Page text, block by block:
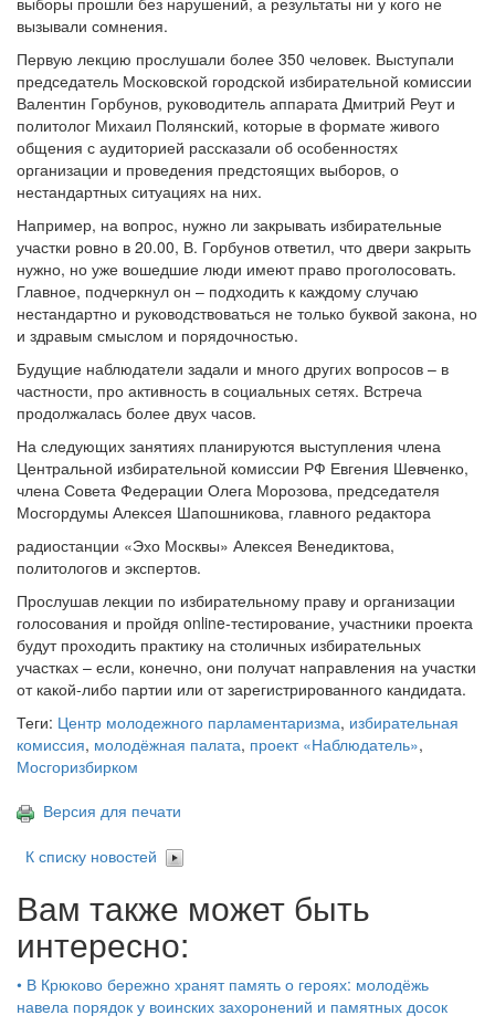
вызывали сомнения.
Первую лекцию прослушали более 350 человек. Выступали
председатель Московской городской избирательной комиссии
Валентин Горбунов, руководитель аппарата Дмитрий Реут и
политолог Михаил Полянский, которые в формате живого
общения с аудиторией рассказали об особенностях
организации и проведения предстоящих выборов, о
нестандартных ситуациях на них.
Например, на вопрос, нужно ли закрывать избирательные
участки ровно в 20.00, В. Горбунов ответил, что двери закрыть
нужно, но уже вошедшие люди имеют право проголосовать.
Главное, подчеркнул он – подходить к каждому случаю
нестандартно и руководствоваться не только буквой закона, но
и здравым смыслом и порядочностью.
Будущие наблюдатели задали и много других вопросов – в
частности, про активность в социальных сетях. Встреча
продолжалась более двух часов.
На следующих занятиях планируются выступления члена
Центральной избирательной комиссии РФ Евгения Шевченко,
члена Совета Федерации Олега Морозова, председателя
Мосгордумы Алексея Шапошникова, главного редактора
радиостанции «Эхо Москвы» Алексея Венедиктова,
политологов и экспертов.
Прослушав лекции по избирательному праву и организации
голосования и пройдя online-тестирование, участники проекта
будут проходить практику на столичных избирательных
участках – если, конечно, они получат направления на участки
от какой-либо партии или от зарегистрированного кандидата.
Теги: Центр молодежного парламентаризма, избирательная
комиссия, молодёжная палата, проект «Наблюдатель»,
Мосгоризбирком
Версия для печати
К списку новостей
Вам также может быть
интересно:
• В Крюково бережно хранят память о героях: молодёжь
навела порядок у воинских захоронений и памятных досок